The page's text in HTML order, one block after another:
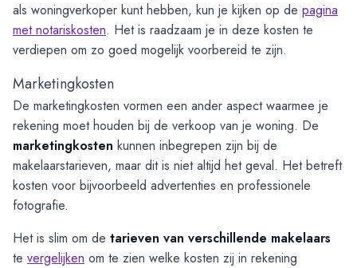
als woningverkoper kunt hebben, kun je kijken op de pagina
met notariskosten. Het is raadzaam je in deze kosten te
verdiepen om zo goed mogelijk voorbereid te zijn.
Marketingkosten
De marketingkosten vormen een ander aspect waarmee je
rekening moet houden bij de verkoop van je woning. De
marketingkosten kunnen inbegrepen zijn bij de
makelaarstarieven, maar dit is niet altijd het geval. Het betreft
kosten voor bijvoorbeeld advertenties en professionele
fotografie.
Het is slim om de tarieven van verschillende makelaars
te vergelijken om te zien welke kosten zij in rekening